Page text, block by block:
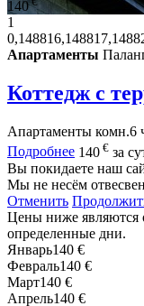
140
1
Апартаменты
Коттедж с
Апартаменты комн.6
Подробнее 140 € за
Вы покидаете наш
Мы не несём
Отменить
Цены ниже являются
определенные дни.
Январь140 €
Февраль140 €
Март140 €
Апрель140 €